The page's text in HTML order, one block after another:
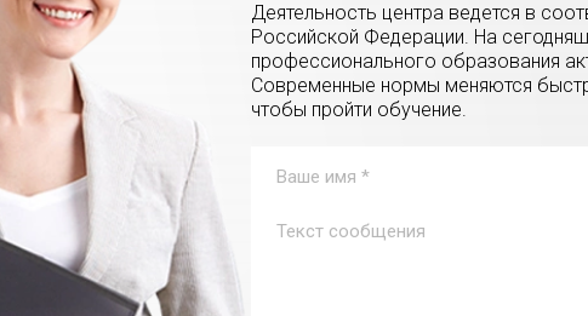
Деятельность центра ведется в
Российской Федерации. На
профессионального образования
Современные нормы меняются
чтобы пройти обучение.